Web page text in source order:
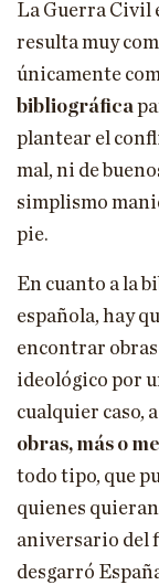
La Guerra Civil
resulta muy
únicamente
bibliográfica
plantear el
mal, ni de
simplismo
pie.
En cuanto a la
española, hay
encontrar
ideológico por
cualquier caso,
obras, más o
todo tipo, que
quienes quieran
aniversario del
desgarró